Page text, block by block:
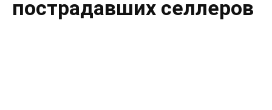
пострадавших селлеров